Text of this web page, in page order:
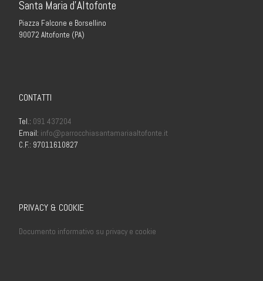
Santa Maria d’Altofonte
Piazza Falcone e Borsellino
90072 Altofonte (PA)
CONTATTI
Tel.: 091 437204
Email: info@parrocchiasantamariaaltofonte.it
C.F.: 97011610827
PRIVACY & COOKIE
Documento informativo su privacy e cookie